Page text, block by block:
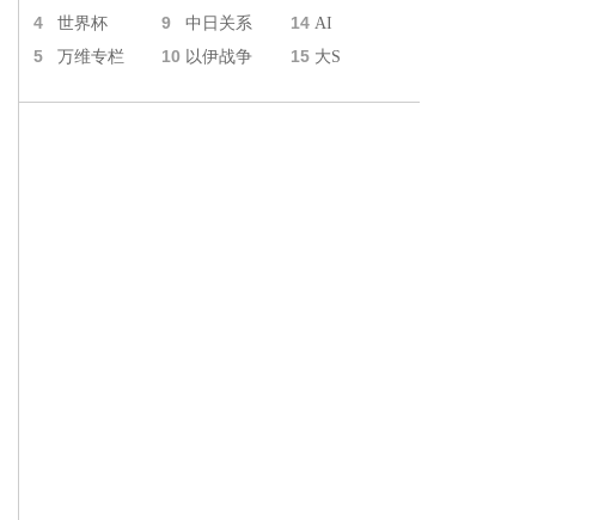
4 世界杯 9 中日关系 14 AI
5 万维专栏 10 以伊战争 15 大S